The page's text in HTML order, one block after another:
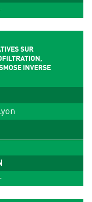
SUR
INVERSE